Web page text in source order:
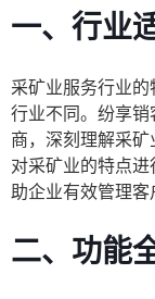
一、行业
采矿业服务行业
行业不同。纷享
商，深刻理解采
对采矿业的特点
助企业有效管理客
二、功能